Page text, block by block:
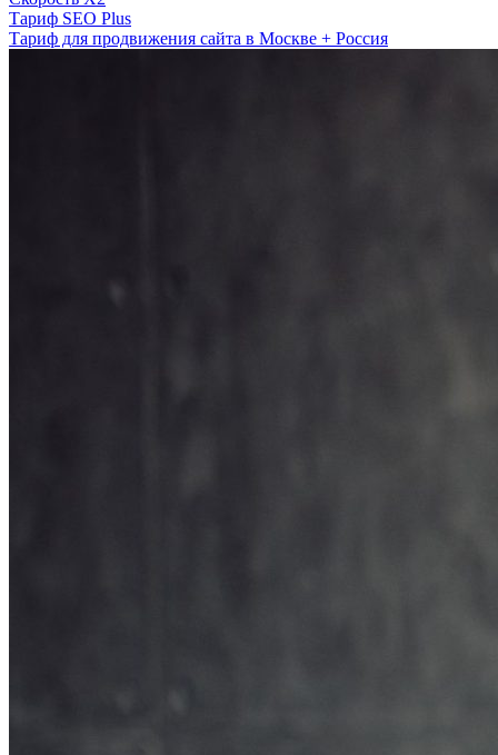
Тариф SEO Plus
Тариф для продвижения сайта в Москве + Россия